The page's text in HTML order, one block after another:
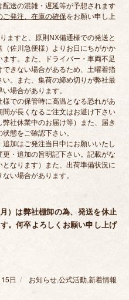
配送の混雑・遅延等が予想されます
ご発注、在庫の確保をお願い申し上
ますと、原則NX備通様での発送と
（佐川急便様）よりお日にちがかか
ます。また、ドライバー・車両不足
できない場合があるため、土曜着指
い。また、集荷の締め切りが弊社最
場合があります。
様での保管時に高温となる恐れがあ
間が長くなるご注文はお避け下さい
弊社休業中のお届け等）また、届き
態をご確認下さい。
追加はご発注当日中にお願いいたし
更・追加の旨明記下さい。記載がな
となります）また、出荷準備状況に
い場合があります。
）は弊社棚卸の為、発送を休止
。何卒よろしくお願い申し上げ
日
カ
お知らせ,公式活動,新着情報